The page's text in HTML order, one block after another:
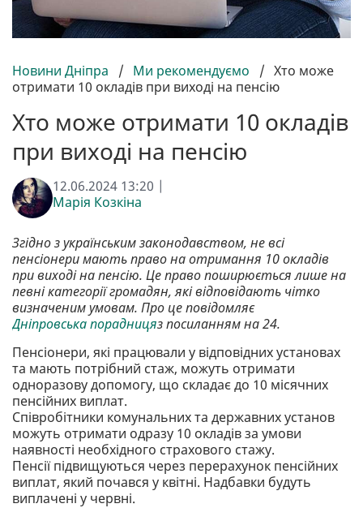
Новини Дніпра / Ми рекомендуємо / Хто може
отримати 10 окладів при виході на пенсію
Хто може отримати 10 окладів
при виході на пенсію
12.06.2024 13:20 |
Марія Козкіна
Згідно з українським законодавством, не всі
пенсіонери мають право на отримання 10 окладів
при виході на пенсію. Це право поширюється лише на
певні категорії громадян, які відповідають чітко
визначеним умовам. Про це повідомляє
Дніпровська порадницяз посиланням на 24.
Пенсіонери, які працювали у відповідних установах
та мають потрібний стаж, можуть отримати
одноразову допомогу, що складає до 10 місячних
пенсійних виплат.
Співробітники комунальних та державних установ
можуть отримати одразу 10 окладів за умови
наявності необхідного страхового стажу.
Пенсії підвищуються через перерахунок пенсійних
виплат, який почався у квітні. Надбавки будуть
виплачені у червні.